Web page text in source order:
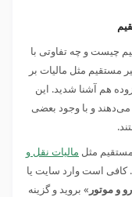
چیست و چه تفاوتی با
مستقیم مثل مالیات بر
هم آشنا شدید. این
و با وجود بعضی
مثل مالیات نقل و
کافی است وارد سایت یا
و موتور » بروید و گزینه